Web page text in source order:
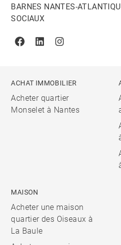
BARNES NANTES-
SOCIAUX
FacebookLinkedinInstagram
ACHAT IMMOBILIER
Acheter quartier
Monselet à Nantes
MAISON
Acheter une maison
quartier des Oiseaux à
La Baule